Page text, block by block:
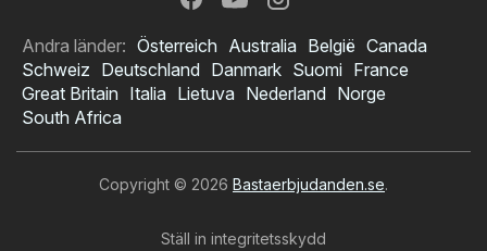
Andra länder: Österreich Australia België Canada
Schweiz Deutschland Danmark Suomi France
Great Britain Italia Lietuva Nederland Norge
South Africa
Copyright © 2026 Bastaerbjudanden.se.
Ställ in integritetsskydd